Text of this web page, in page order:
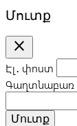
Մուտք
close
Էլ․ փոստ
Գաղտնաբառ
Մուտք